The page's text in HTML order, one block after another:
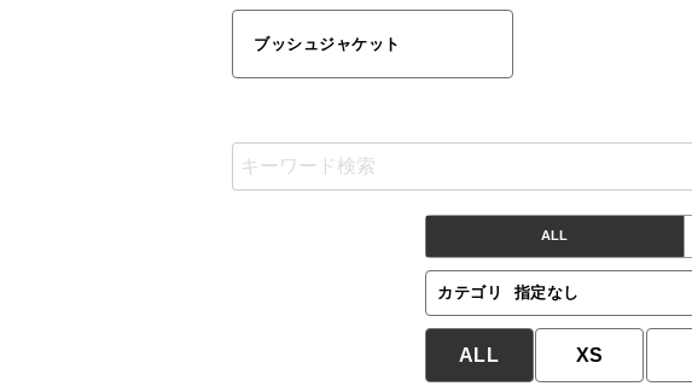
ブッシュジャケット
ALL
カテゴリ 指定なし
ALL XS